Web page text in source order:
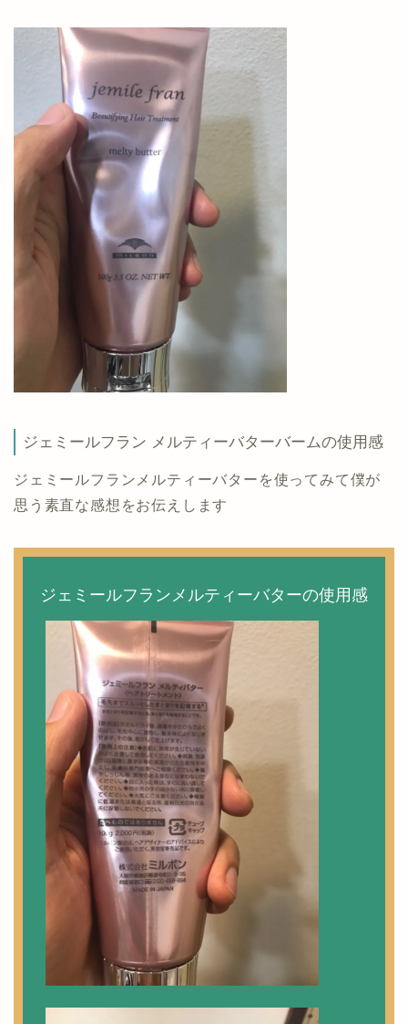
ジェミールフラン メルティーバターバームの使用感
ジェミールフランメルティーバターを使ってみて僕が
思う素直な感想をお伝えします
ジェミールフランメルティーバターの使用感